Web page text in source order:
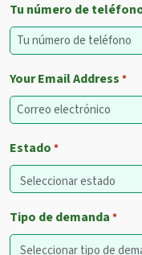
Tu número de
Your Email Address *
Estado *
Tipo de demanda *